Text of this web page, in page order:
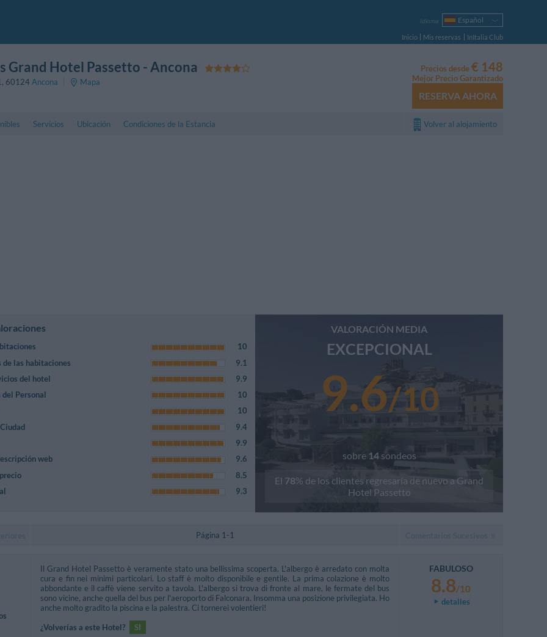
Idioma
Español
Italiano
English
Deutsch
Русский
Português
Polski
Inicio Mis reservas
InItalia Club
Grand Hotel Passetto - Ancona
, 60124 Ancona Mapa
Precios desde€ 148
Mejor Precio Garantizado
RESERVA AHORA
Servicios Ubicación Condiciones de la Estancia Volver al alojamiento
10
las habitaciones
9.1
del hotel
9.9
Personal
10
10
9.4
9.9
web
9.6
8.5
9.3
VALORACIÓN MEDIA
EXCEPCIONAL
9.6/10
sobre 14sondeos
El 78% de los clientes regresaría de nuevo a Grand
Hotel Passetto
Página 1-1
Il Grand Hotel Passetto è veramente stato una bellissima scoperta. L'albergo è arredato con molta
cura e fin nei minimi particolari. Lo staff è molto disponibile e gentile. La prima colazione è molto
abbondante e il caffè viene servito a tavola. L'albergo si trova di fronte al mare, le fermate del bus
sono vicine, anche quella del bus per l'aeroporto di Falconara. Insomma una posizione privilegiata. Ho
anche molto gradito la piscina e la palestra. Ci tornerei volentieri!
¿Volverías a este Hotel?
SI
FABULOSO
8.8/10
detalles